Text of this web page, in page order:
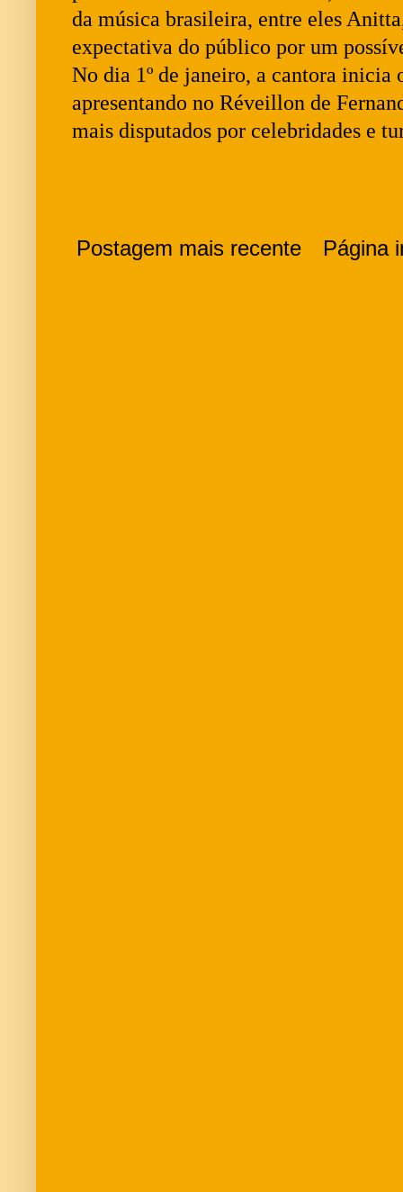
da música brasileira, entre eles
expectativa do público por um
No dia 1º de janeiro, a cantora inicia
apresentando no Réveillon de
mais disputados por celebridades e
Postagem mais recente Página